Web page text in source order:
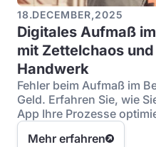
18.DECEMBER,2025
Digitales Aufmaß
mit Zettelchaos
Handwerk
Fehler beim Aufmaß im
Geld. Erfahren Sie, wie
App Ihre Prozesse
rechtssicher
Mehr erfahren